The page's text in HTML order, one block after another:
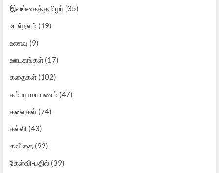
இலங்கைத் தமிழர் (35)
உடல்நலம் (19)
உணவு (9)
ஊடகங்கள்(17)
கதைகள்(102)
கம்பராமாயணம் (47)
கலைகள்(74)
கல்வி (43)
கவிதை(92)
கேள்வி-பதில்(39)